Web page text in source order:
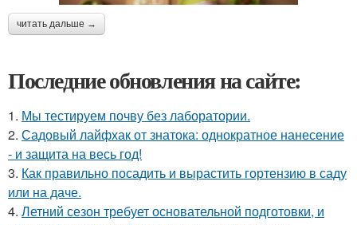
читать дальше →
Последние обновления на сайте:
1. Мы тестируем почву без лаборатории.
2. Садовый лайфхак от знатока: однократное нанесение
- и защита на весь год!
3. Как правильно посадить и вырастить гортензию в саду
или на даче.
4. Летний сезон требует основательной подготовки, и